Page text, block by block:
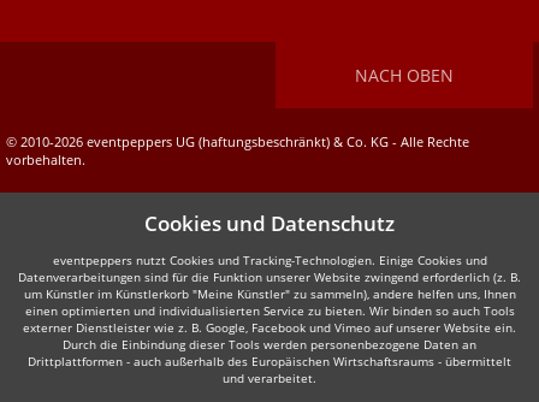
NACH OBEN
© 2010-2026 eventpeppers UG (haftungsbeschränkt) & Co. KG - Alle Rechte
vorbehalten.
Cookies und Datenschutz
eventpeppers nutzt Cookies und Tracking-Technologien. Einige Cookies und
Datenverarbeitungen sind für die Funktion unserer Website zwingend erforderlich (z. B.
um Künstler im Künstlerkorb "Meine Künstler" zu sammeln), andere helfen uns, Ihnen
einen optimierten und individualisierten Service zu bieten. Wir binden so auch Tools
externer Dienstleister wie z. B. Google, Facebook und Vimeo auf unserer Website ein.
Durch die Einbindung dieser Tools werden personenbezogene Daten an
Drittplattformen - auch außerhalb des Europäischen Wirtschaftsraums - übermittelt
und verarbeitet.